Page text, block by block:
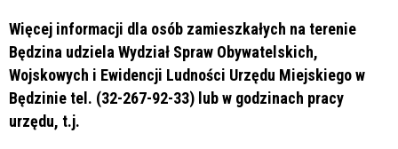
Więcej informacji dla osób zamieszkałych na terenie
Będzina udziela Wydział Spraw Obywatelskich,
Wojskowych i Ewidencji Ludności Urzędu Miejskiego w
Będzinie tel. (32-267-92-33) lub w godzinach pracy
urzędu, t.j.